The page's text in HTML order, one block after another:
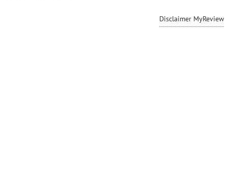
Disclaimer MyReview